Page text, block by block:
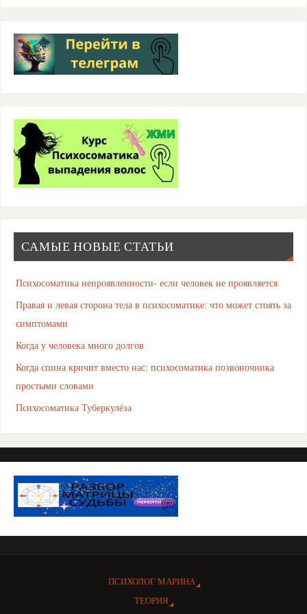
САМЫЕ НОВЫЕ СТАТЬИ
Психосоматика непроявленности- если человек не проявляется
Правая и левая сторона тела в психосоматике: что может стоять за
симптомами
Когда у человека много долгов
Когда спина кричит вместо нас: психосоматика позвоночника
простыми словами
Психосоматика Туберкулёза
ПСИХОЛОГ МАРИНА
ТЕОРИЯ